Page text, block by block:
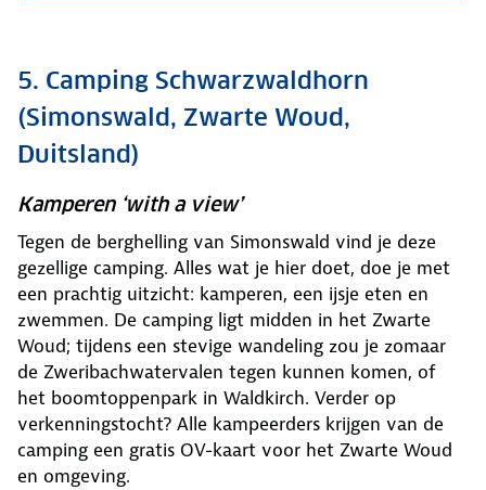
5. Camping Schwarzwaldhorn
(Simonswald, Zwarte Woud,
Duitsland)
Kamperen ‘with a view’
Tegen de berghelling van Simonswald vind je deze
gezellige camping. Alles wat je hier doet, doe je met
een prachtig uitzicht: kamperen, een ijsje eten en
zwemmen. De camping ligt midden in het Zwarte
Woud; tijdens een stevige wandeling zou je zomaar
de Zweribachwatervalen tegen kunnen komen, of
het boomtoppenpark in Waldkirch. Verder op
verkenningstocht? Alle kampeerders krijgen van de
camping een gratis OV-kaart voor het Zwarte Woud
en omgeving.